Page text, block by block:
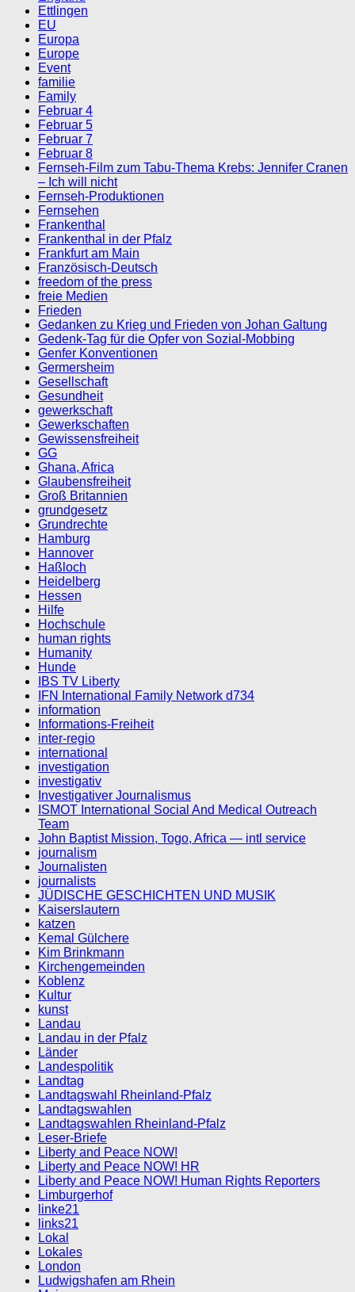
Ettlingen
EU
Europa
Europe
Event
familie
Family
Februar 4
Februar 5
Februar 7
Februar 8
Fernseh-Film zum Tabu-Thema Krebs: Jennifer Cranen
– Ich will nicht
Fernseh-Produktionen
Fernsehen
Frankenthal
Frankenthal in der Pfalz
Frankfurt am Main
Französisch-Deutsch
freedom of the press
freie Medien
Frieden
Gedanken zu Krieg und Frieden von Johan Galtung
Gedenk-Tag für die Opfer von Sozial-Mobbing
Genfer Konventionen
Germersheim
Gesellschaft
Gesundheit
gewerkschaft
Gewerkschaften
Gewissensfreiheit
GG
Ghana, Africa
Glaubensfreiheit
Groß Britannien
grundgesetz
Grundrechte
Hamburg
Hannover
Haßloch
Heidelberg
Hessen
Hilfe
Hochschule
human rights
Humanity
Hunde
IBS TV Liberty
IFN International Family Network d734
information
Informations-Freiheit
inter-regio
international
investigation
investigativ
Investigativer Journalismus
ISMOT International Social And Medical Outreach
Team
John Baptist Mission, Togo, Africa — intl service
journalism
Journalisten
journalists
JÜDISCHE GESCHICHTEN UND MUSIK
Kaiserslautern
katzen
Kemal Gülchere
Kim Brinkmann
Kirchengemeinden
Koblenz
Kultur
kunst
Landau
Landau in der Pfalz
Länder
Landespolitik
Landtag
Landtagswahl Rheinland-Pfalz
Landtagswahlen
Landtagswahlen Rheinland-Pfalz
Leser-Briefe
Liberty and Peace NOW!
Liberty and Peace NOW! HR
Liberty and Peace NOW! Human Rights Reporters
Limburgerhof
linke21
links21
Lokal
Lokales
London
Ludwigshafen am Rhein